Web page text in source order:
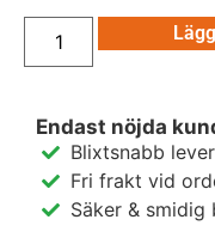
Endast nöjda
Blixtsnabb
Fri frakt vid
Säker & smidig